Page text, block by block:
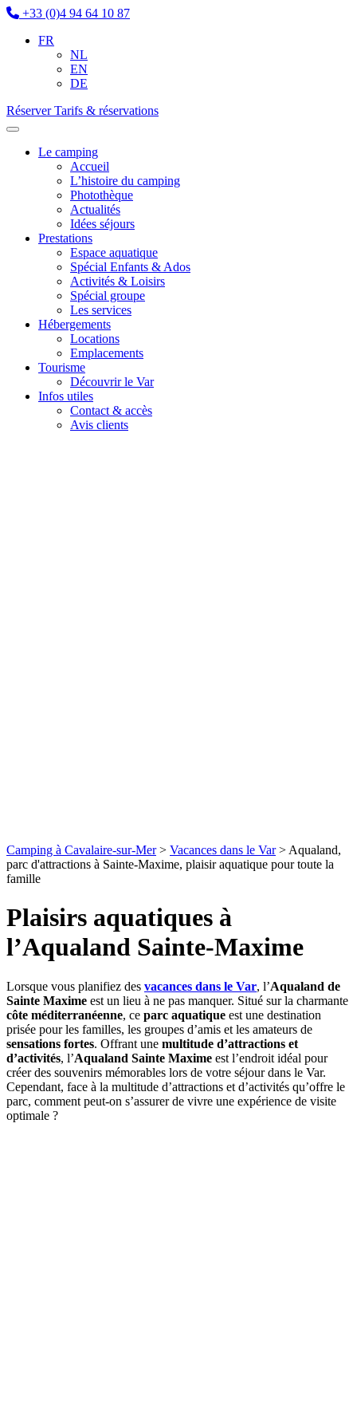
+33 (0)4 94 64 10 87
FR
NL
EN
DE
RéserverTarifs & réservations
Le camping
Accueil
L’histoire du camping
Photothèque
Actualités
Idées séjours
Prestations
Espace aquatique
Spécial Enfants & Ados
Activités & Loisirs
Spécial groupe
Les services
Hébergements
Locations
Emplacements
Tourisme
Découvrir le Var
Infos utiles
Contact & accès
Avis clients
Camping à Cavalaire-sur-Mer> Vacances dans le Var> Aqualand,
parc d'attractions à Sainte-Maxime, plaisir aquatique pour toute la
famille
Plaisirs aquatiques à
l’Aqualand Sainte-Maxime
Lorsque vous planifiez des vacances dans le Var, l’Aqualand de
Sainte Maxime est un lieu à ne pas manquer. Situé sur la charmante
côte méditerranéenne, ce parc aquatique est une destination
prisée pour les familles, les groupes d’amis et les amateurs de
sensations fortes. Offrant une multitude d’attractions et
d’activités, l’Aqualand Sainte Maxime est l’endroit idéal pour
créer des souvenirs mémorables lors de votre séjour dans le Var.
Cependant, face à la multitude d’attractions et d’activités qu’offre le
parc, comment peut-on s’assurer de vivre une expérience de visite
optimale ?